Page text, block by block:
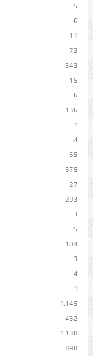
5
6
11
73
343
15
6
136
1
4
65
375
27
293
3
5
104
3
4
1
1.145
432
1.130
898